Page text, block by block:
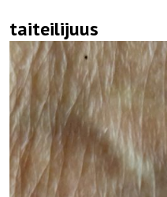
taiteilijuus